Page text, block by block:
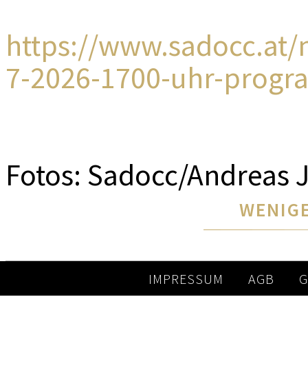
https://
7-2026-1700-uhr-
Fotos: Sadocc/Andreas
IMPRESSUM AGB